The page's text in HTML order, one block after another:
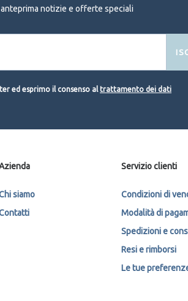
anteprima notizie e offerte speciali
ed esprimo il consenso altrattamento dei dati
siamo
Servizio clienti
Condizioni di
Modalità di
Spedizioni e
Resi e rimborsi
Le tue